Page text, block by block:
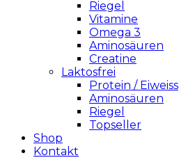
Riegel
Vitamine
Omega 3
Aminosäuren
Creatine
Laktosfrei
Protein / Eiweiss
Aminosäuren
Riegel
Topseller
Shop
Kontakt